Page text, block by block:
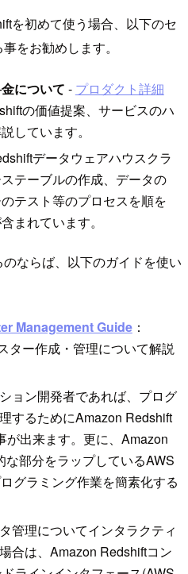
を初めて使う場合、以下のセ
をお勧めします。
について - プロダクト詳細
の価値提案、サービスのハ
しています。
データウェアハウスクラ
テーブルの作成、データの
テスト等のプロセスを順を
まれています。
ならば、以下のガイドを使い
Management Guide：
ター作成・管理について解説
ョン開発者であれば、プログ
するためにAmazon Redshift
が出来ます。更に、Amazon
な部分をラップしているAWS
グラミング作業を簡素化する
管理についてインタラクティ
合は、Amazon Redshiftコン